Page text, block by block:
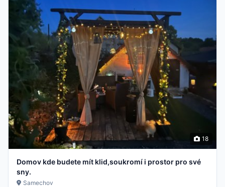
18
Domov kde budete mít klid,soukromí i prostor pro své
sny.
Samechov